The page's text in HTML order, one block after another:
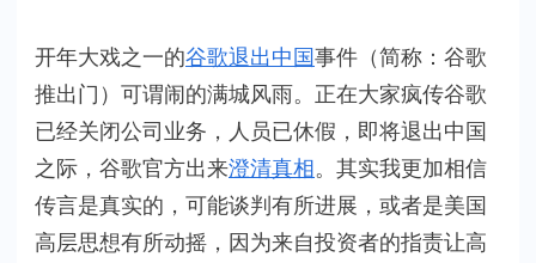
于
中
小
站
长
有
开年大戏之一的谷歌退出中国事件（简称：谷歌
推出门）可谓闹的满城风雨。正在大家疯传谷歌
已经关闭公司业务，人员已休假，即将退出中国
之际，谷歌官方出来澄清真相。其实我更加相信
传言是真实的，可能谈判有所进展，或者是美国
高层思想有所动摇，因为来自投资者的指责让高